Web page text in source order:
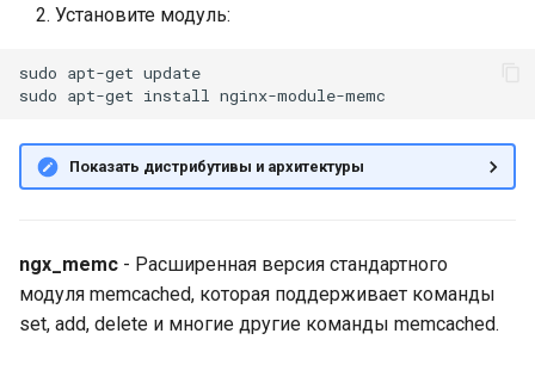
с
add $memc_key
$memc_exptime
$memc_value
$memc_flags
$memc_exptime
$memc_value
Установите модуль:
sudo apt-get update
sudo apt-get install
Показать дистрибутивы и архитектуры
ngx_memc - Расширенная версия стандартного
модуля memcached, которая поддерживает команды
set, add, delete и многие другие команды memcached.